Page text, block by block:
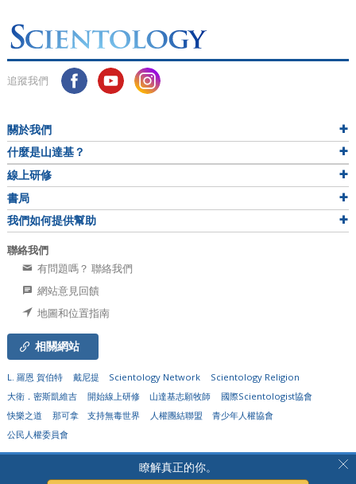
瞭解真正的你。
追蹤我們
關於我們
什麼是山達基？
線上研修
書局
我們如何提供幫助
聯絡我們
有問題嗎？ 聯絡我們
網站意見回饋
地圖和位置指南
相關網站
L. 羅恩 賀伯特 戴尼提 Scientology Network
Scientology Religion
大衛．密斯凱維吉
開始線上研修 山達基志願牧師
國際Scientologist協會
快樂之道
那可拿 支持無毒世界 人權團結聯盟
青少年人權協會
公民人權委員會
Church of Scientology Flag Ship Service Organization.
使用條款•法律聲明